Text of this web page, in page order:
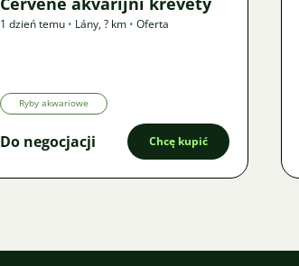
1 dzień temu • Lány,? km • Oferta
Ryby akwariowe
Do negocjacji Chcę kupić